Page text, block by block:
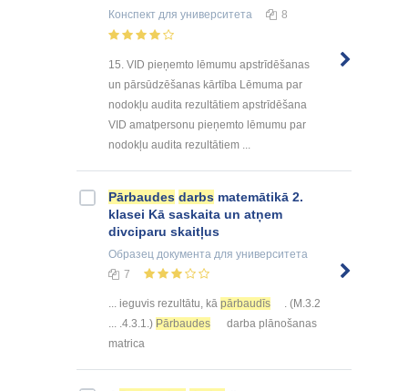
Конспект для университета 8
15. VID pieņemto lēmumu apstrīdēšanas
un pārsūdzēšanas kārtība Lēmuma par
nodokļu audita rezultātiem apstrīdēšana
VID amatpersonu pieņemto lēmumu par
nodokļu audita rezultātiem ...
Pārbaudes darbs matemātikā 2.
klasei Kā saskaita un atņem
divciparu skaitļus
Образец документа для университета
7
... ieguvis rezultātu, kā pārbaudīs
. (M.3.2
... .4.3.1.) Pārbaudes
darba plānošanas
matrica